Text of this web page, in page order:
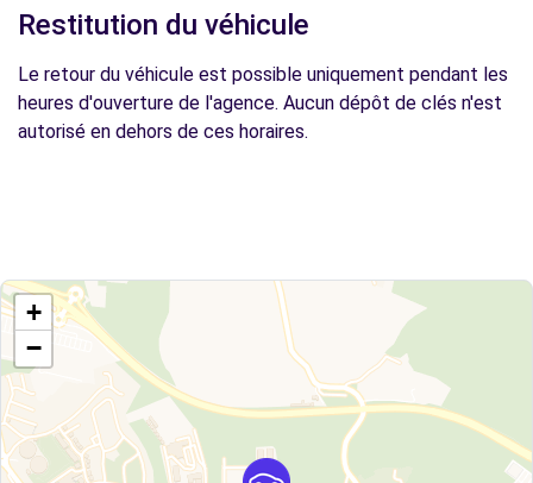
Restitution du véhicule
Le retour du véhicule est possible uniquement pendant les
heures d'ouverture de l'agence. Aucun dépôt de clés n'est
autorisé en dehors de ces horaires.
+
−